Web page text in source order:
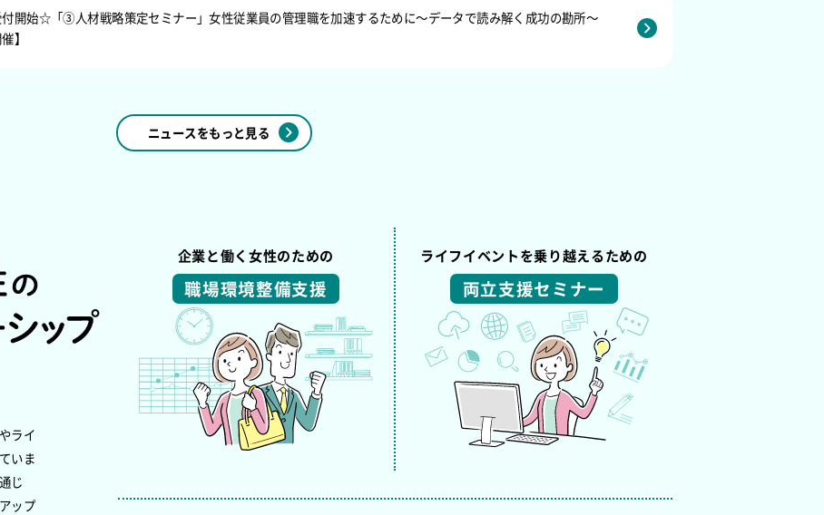
開始☆「③人材戦略策定セミナー」女性従業員の管理職を加速するために～データで読み解く成功の勘所～
】
ニュースをもっと見る
ライ
いま
じ
ップ
企業と働く女性のための
職場環境整備支援
ライフイベントを乗り越えるための
両立支援セミナー